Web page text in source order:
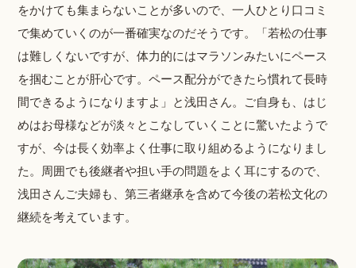
をかけても集まらないことが多いので、一人ひとり口コミ
で集めていくのが一番確実なのだそうです。「若松の仕事
は難しくないですが、体力的にはマラソンみたいにペース
を掴むことが肝心です。ペース配分ができたら慣れて長時
間できるようになりますよ」と浅田さん。ご自身も、はじ
めはお母様などが淡々とこなしていくことに驚いたようで
すが、今は長く効率よく仕事に取り組めるようになりまし
た。周囲でも後継者や担い手の問題をよく耳にするので、
浅田さんご夫婦も、第三者継承を含めて今後の若松文化の
継続を考えています。